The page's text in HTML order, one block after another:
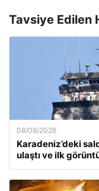
Tavsiye Edilen
08/08/2026
Karadeniz’deki
ulaştı ve ilk